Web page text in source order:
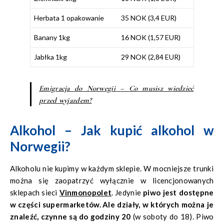
Herbata 1 opakowanie 35 NOK (3,4 EUR)
Banany 1kg 16 NOK (1,57 EUR)
Jabłka 1kg 29 NOK (2,84 EUR)
Emigracja do Norwegii – Co musisz wiedzieć
przed wyjazdem?
Alkohol – Jak kupić alkohol w
Norwegii?
Alkoholu nie kupimy w każdym sklepie. W mocniejsze trunki
można się zaopatrzyć wyłącznie w licencjonowanych
sklepach sieci Vinmonopolet. Jedynie piwo jest dostępne
w części supermarketów.Ale działy, w których można je
znaleźć, czynne są do godziny 20 (w soboty do 18). Piwo